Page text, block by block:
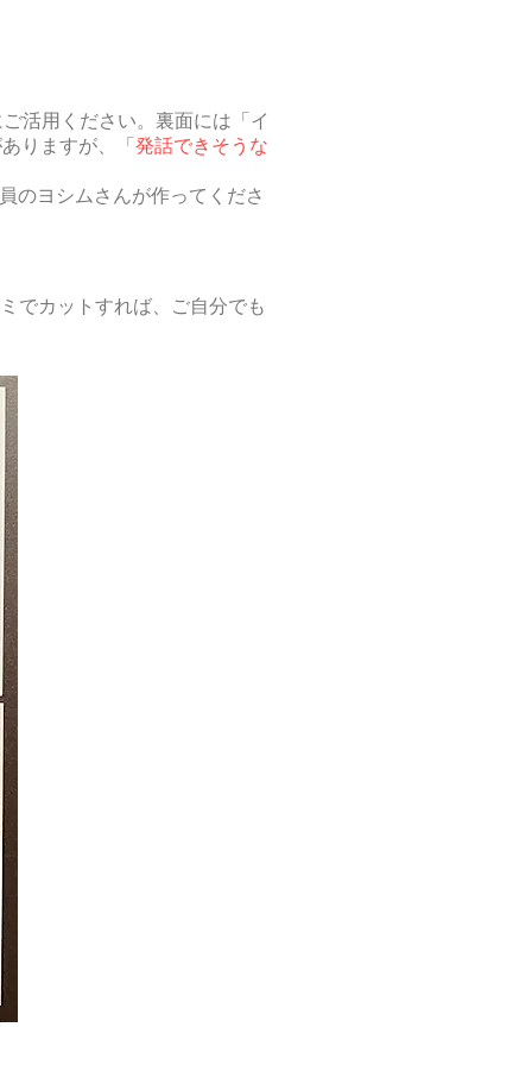
活用ください。裏面には「イ
りますが、
「発話できそうな
のヨシムさんが作ってくださ
でカットすれば、 ご自分でも